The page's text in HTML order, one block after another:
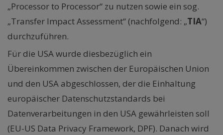
„Processor to Processor“ zu nutzen sowie ein sog.
„Transfer Impact Assessment“ (nachfolgend: „TIA“)
durchzuführen.
Für die USA wurde diesbezüglich ein
Übereinkommen zwischen der Europäischen Union
und den USA abgeschlossen, der die Einhaltung
europäischer Datenschutzstandards bei
Datenverarbeitungen in den USA gewährleisten soll
(EU-US Data Privacy Framework, DPF). Danach wird